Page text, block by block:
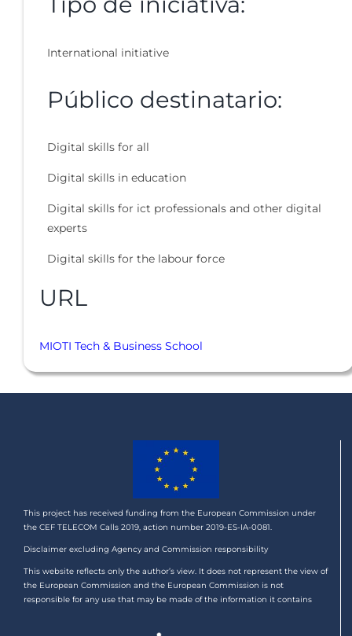
International initiative
Público destinatario:
Digital skills for all
Digital skills in education
Digital skills for ict professionals and other digital
experts
Digital skills for the labour force
URL
MIOTI Tech & Business School
This project has received funding from the European Commission under
the CEF TELECOM Calls 2019, action number 2019-ES-IA-0081.
Disclaimer excluding Agency and Commission responsibility
This website reflects only the author’s view. It does not represent the view of
the European Commission and the European Commission is not
responsible for any use that may be made of the information it contains